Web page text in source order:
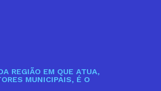
REGIÃO EM QUE ATUA,
MUNICIPAIS, É O